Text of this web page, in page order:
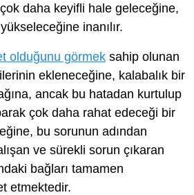
daha keyifli hale geleceğine,
inanılır.
olduğunu görmek sahip olunan
ekleneceğine, kalabalık bir
ancak bu hatadan kurtulup
çok daha rahat edeceği bir
bu sorunun adından
ve sürekli sorun çıkaran
bağları tamamen
etmektedir.